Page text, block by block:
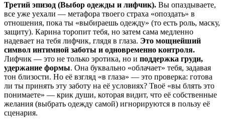
Третий эпизод (Выбор одежды и лифчик). Вы опаздываете,
все уже уехали — метафора твоего страха «опоздать» в
отношения, пока ты «выбираешь одежду» (то есть роль, маску,
защиту). Карина торопит тебя, но затем сама медленно
надевает на тебя лифчик, глядя в глаза. Это мощнейший
символ интимной заботы и одновременно контроля.
Лифчик — это не только эротика, но и поддержка груди,
удержание формы. Она буквально «облачает» тебя, задавая
тон близости. Но её взгляд «в глаза» — это проверка: готова
ли ты принять эту заботу на её условиях? Твоё «вы блять это
понимаете» — крик души, которая видит, что её собственные
желания (выбрать одежду самой) игнорируются в пользу её
сценария.